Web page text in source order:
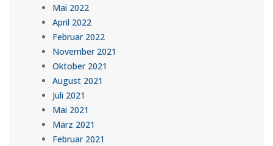
Mai 2022
April 2022
Februar 2022
November 2021
Oktober 2021
August 2021
Juli 2021
Mai 2021
März 2021
Februar 2021